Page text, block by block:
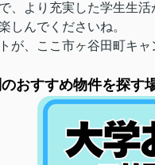
、より充実した学生生
しんでくださいね。
が、ここ市ヶ谷田町キ
おすすめ物件を探す